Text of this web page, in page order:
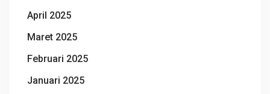
April 2025
Maret 2025
Februari 2025
Januari 2025